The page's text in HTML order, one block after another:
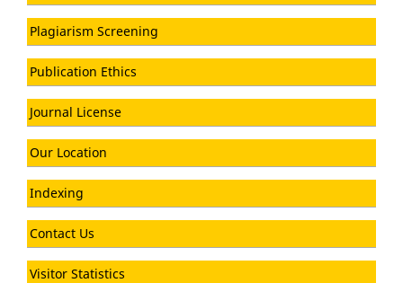
Plagiarism Screening
Publication Ethics
Journal License
Our Location
Indexing
Contact Us
Visitor Statistics